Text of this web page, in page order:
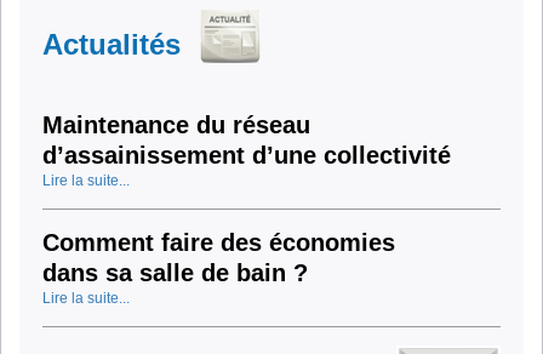
Actualités
Maintenance du réseau
d’assainissement d’une collectivité
Lire la suite...
Comment faire des économies
dans sa salle de bain ?
Lire la suite...